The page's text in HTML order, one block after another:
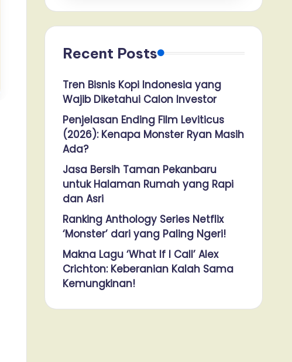
Recent Posts
Tren Bisnis Kopi Indonesia yang
Wajib Diketahui Calon Investor
Penjelasan Ending Film Leviticus
(2026): Kenapa Monster Ryan Masih
Ada?
Jasa Bersih Taman Pekanbaru
untuk Halaman Rumah yang Rapi
dan Asri
Ranking Anthology Series Netflix
‘Monster’ dari yang Paling Ngeri!
Makna Lagu ‘What If I Call’ Alex
Crichton: Keberanian Kalah Sama
Kemungkinan!